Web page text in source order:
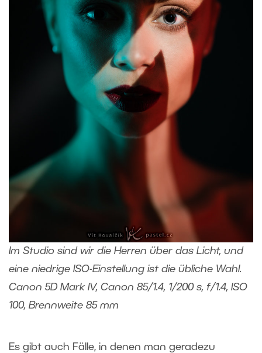
Im Studio sind wir die Herren über das Licht, und
eine niedrige ISO-Einstellung ist die übliche Wahl.
Canon 5D Mark IV, Canon 85/1.4, 1/200 s, f/1.4, ISO
100, Brennweite 85 mm
Es gibt auch Fälle, in denen man geradezu